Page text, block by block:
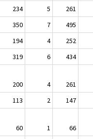
234 5
261
350 7
495
194 4
252
319 6
434
200 4
261
113 2
147
60 1
66